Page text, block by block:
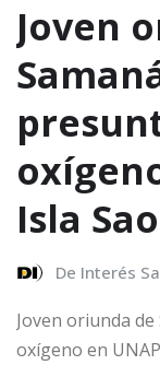
Joven
Isla
De Interés
Joven oriunda
oxígeno en